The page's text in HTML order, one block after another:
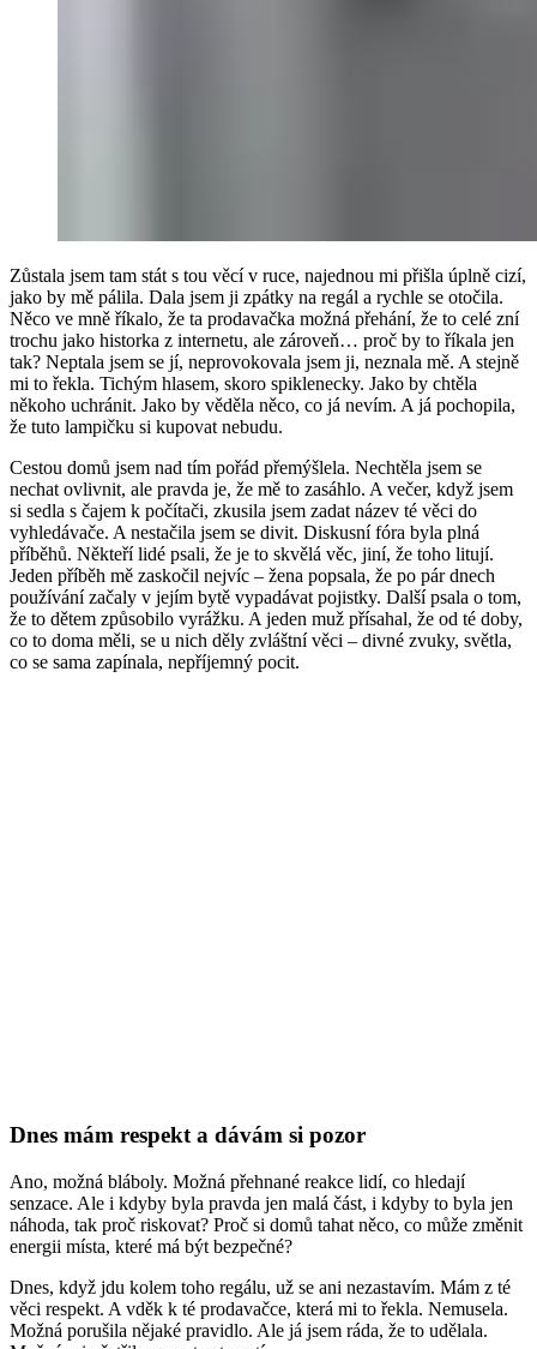
Zůstala jsem tam stát s tou věcí v ruce, najednou mi přišla úplně cizí,
jako by mě pálila. Dala jsem ji zpátky na regál a rychle se otočila.
Něco ve mně říkalo, že ta prodavačka možná přehání, že to celé zní
trochu jako historka z internetu, ale zároveň… proč by to říkala jen
tak? Neptala jsem se jí, neprovokovala jsem ji, neznala mě. A stejně
mi to řekla. Tichým hlasem, skoro spiklenecky. Jako by chtěla
někoho uchránit. Jako by věděla něco, co já nevím. A já pochopila,
že tuto lampičku si kupovat nebudu.
Cestou domů jsem nad tím pořád přemýšlela. Nechtěla jsem se
nechat ovlivnit, ale pravda je, že mě to zasáhlo. A večer, když jsem
si sedla s čajem k počítači, zkusila jsem zadat název té věci do
vyhledávače. A nestačila jsem se divit. Diskusní fóra byla plná
příběhů. Někteří lidé psali, že je to skvělá věc, jiní, že toho litují.
Jeden příběh mě zaskočil nejvíc – žena popsala, že po pár dnech
používání začaly v jejím bytě vypadávat pojistky. Další psala o tom,
že to dětem způsobilo vyrážku. A jeden muž přísahal, že od té doby,
co to doma měli, se u nich děly zvláštní věci – divné zvuky, světla,
co se sama zapínala, nepříjemný pocit.
Dnes mám respekt a dávám si pozor
Ano, možná bláboly. Možná přehnané reakce lidí, co hledají
senzace. Ale i kdyby byla pravda jen malá část, i kdyby to byla jen
náhoda, tak proč riskovat? Proč si domů tahat něco, co může změnit
energii místa, které má být bezpečné?
Dnes, když jdu kolem toho regálu, už se ani nezastavím. Mám z té
věci respekt. A vděk k té prodavačce, která mi to řekla. Nemusela.
Možná porušila nějaké pravidlo. Ale já jsem ráda, že to udělala.